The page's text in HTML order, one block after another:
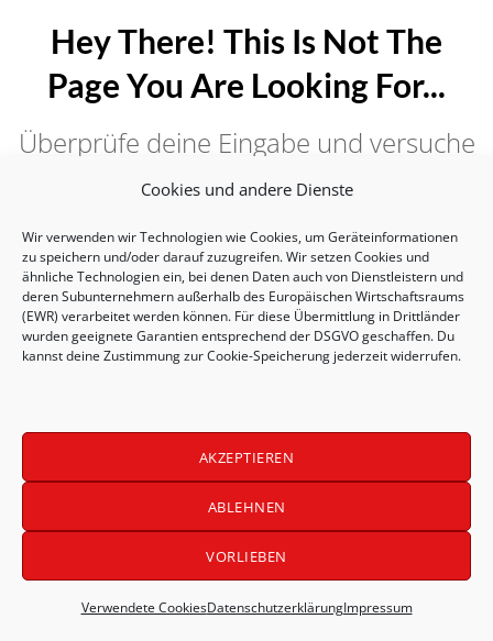
Cookies und andere Dienste
Wir verwenden wir Technologien wie Cookies, um Geräteinformationen
zu speichern und/oder darauf zuzugreifen. Wir setzen Cookies und
ähnliche Technologien ein, bei denen Daten auch von Dienstleistern und
deren Subunternehmern außerhalb des Europäischen Wirtschaftsraums
(EWR) verarbeitet werden können. Für diese Übermittlung in Drittländer
wurden geeignete Garantien entsprechend der DSGVO geschaffen. Du
kannst deine Zustimmung zur Cookie-Speicherung jederzeit widerrufen.
AKZEPTIEREN
ABLEHNEN
VORLIEBEN
Verwendete CookiesDatenschutzerklärungImpressum
Hey There! This Is Not The
Page You Are Looking For...
Überprüfe deine Eingabe und versuche
es erneut.
Verwendete Cookies